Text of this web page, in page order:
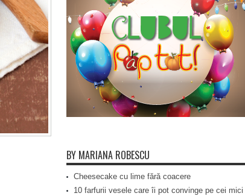
BY MARIANA ROBESCU
Cheesecake cu lime fără coacere
10 farfurii vesele care îi pot convinge pe cei mici